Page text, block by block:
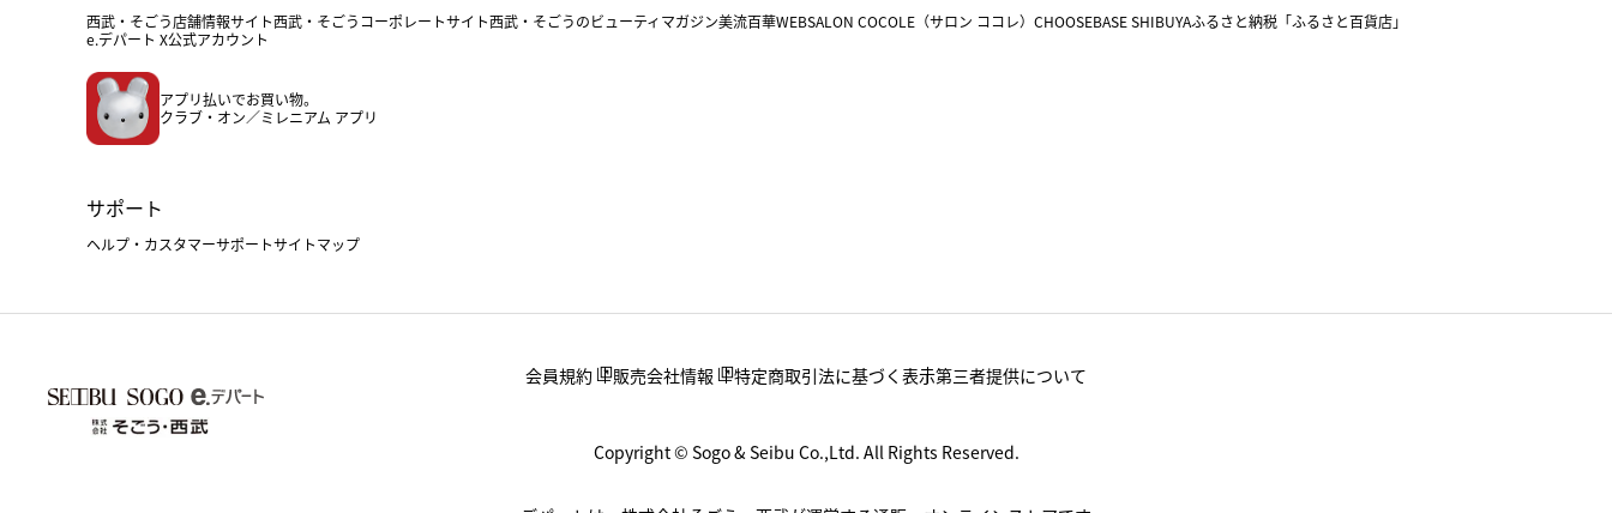
西武・そごう店舗情報サイト西武・そごうコーポレートサイト西武・そごうのビューティマガジン美流百華WEBSALON COCOLE（サロン ココレ） CHOOSEBASE SHIBUYAふるさと納税「ふるさと百貨店」
e.デパート X公式アカウント
アプリ払いでお買い物。
クラブ・オン／ミレニアム アプリ
サポート
ヘルプ・カスタマーサポートサイトマップ
会員規約 販売会社情報 特定商取引法に基づく表示第三者提供について
Copyright © Sogo & Seibu Co.,Ltd. All Rights Reserved.